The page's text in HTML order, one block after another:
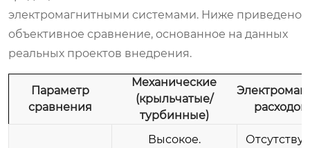
электромагнитными системами. Ниже приведено
объективное сравнение, основанное на данных
реальных проектов внедрения.
Параметр
сравнения
Механические
(крыльчатые/
турбинные)
Высокое.